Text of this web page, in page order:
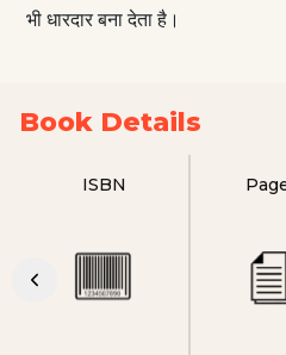
भी धारदार बना देता है।
Book Details
ISBN